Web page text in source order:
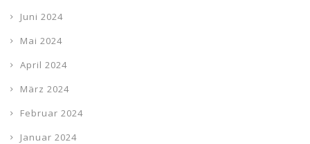
Juni 2024
Mai 2024
April 2024
März 2024
Februar 2024
Januar 2024